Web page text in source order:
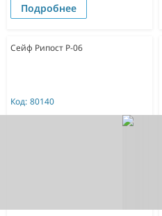
Подробнее
Сейф Рипост Р-06
Код: 80140